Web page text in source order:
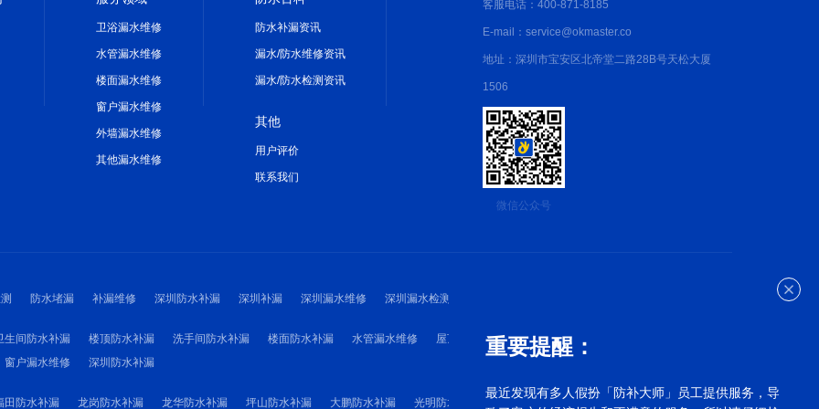
卫浴漏水维修
水管漏水维修
楼面漏水维修
窗户漏水维修
外墙漏水维修
其他漏水维修
防水补漏资讯
漏水/防水维修资讯
漏水/防水检测资讯
其他
用户评价
联系我们
客服电话：400-871-8185
E-mail：service@okmaster.co
地址：深圳市宝安区北帝堂二路28B号天松大厦
1506
微信公众号
防水堵漏 补漏维修 深圳防水补漏 深圳补漏 深圳漏水维修 深圳漏水检测
生间防水补漏 楼顶防水补漏 洗手间防水补漏 楼面防水补漏 水管漏水维修 屋顶漏水维修 外墙漏水维修
窗户漏水维修
深圳防水补漏
田防水补漏 龙岗防水补漏 龙华防水补漏 坪山防水补漏 大鹏防水补漏 光明防水补漏 罗湖漏水维修 宝安漏水维修
重要提醒：
最近发现有多人假扮「防补大师」员工提供服务，导